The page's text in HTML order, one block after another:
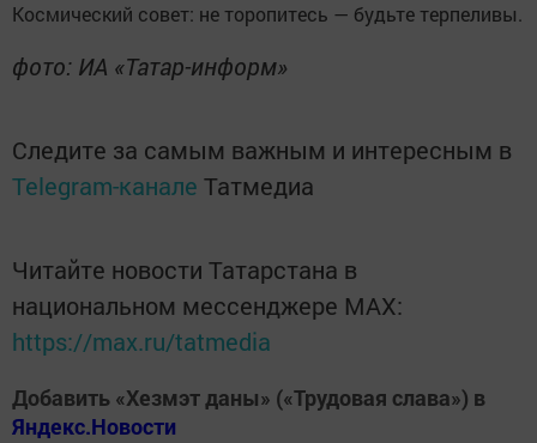
Космический совет: не торопитесь — будьте терпеливы.
фото: ИА «Татар-информ»
Следите за самым важным и интересным в
Telegram-канале Татмедиа
Читайте новости Татарстана в
национальном мессенджере MАХ:
https://max.ru/tatmedia
Добавить «Хезмэт даны» («Трудовая слава») в
Яндекс.Новости